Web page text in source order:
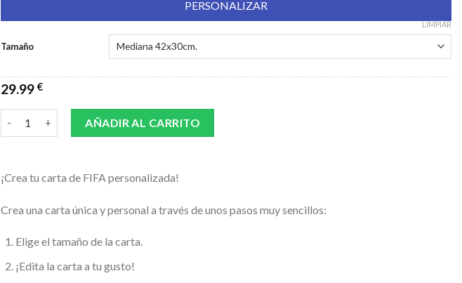
PERSONALIZAR
Tamaño
LIMPIAR
29.99 €
CARTA FIFA AMARILLA cantidad
AÑADIR AL CARRITO
¡Crea tu carta de FIFA personalizada!
Crea una carta única y personal a través de unos pasos muy sencillos:
Elige el tamaño de la carta.
¡Edita la carta a tu gusto!